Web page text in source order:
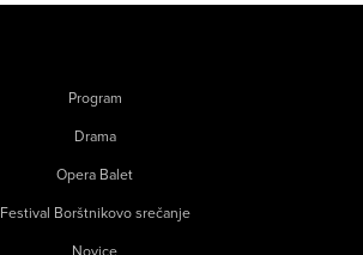
Program
Drama
Opera Balet
Festival Borštnikovo srečanje